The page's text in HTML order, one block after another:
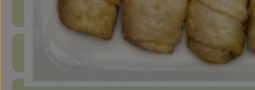
Produktinformationen